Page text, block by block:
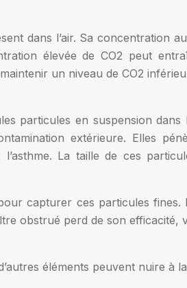
dans l’air. Sa concentration
élevée de CO2 peut
un niveau de CO2
particules en suspension
extérieure. Elles
La taille de ces
capturer ces particules
obstrué perd de son efficacité,
éléments peuvent nuire à la